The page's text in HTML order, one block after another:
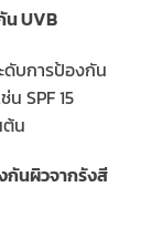
น UVB
ดับการป้องกัน
SPF 15
ต้น
กันผิวจากรังสี